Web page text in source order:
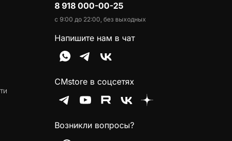
8 918 000-00-25
с 9:00 до 22:00, без выходных
Напишите нам в чат
CMstore в соцсетях
Возникли вопросы?